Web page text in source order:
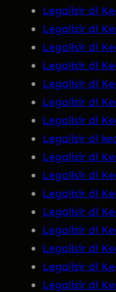
Legalisir di
Legalisir di
Legalisir di
Legalisir di
Legalisir di
Legalisir di
Legalisir di
Legalisir di
Legalisir di
Legalisir di
Legalisir di
Legalisir di
Legalisir di
Legalisir di
Legalisir di
Legalisir di